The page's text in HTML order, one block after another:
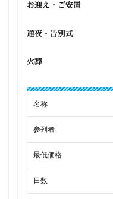
お迎え・ご安置
通夜・告別式
火葬
名称
参列者
最低価格
日数